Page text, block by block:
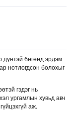
дүнтэй бөгөөд эрдэм
нотлогдсон болохыг
гэдэг нь
ургамлын хувьд авч
аж.